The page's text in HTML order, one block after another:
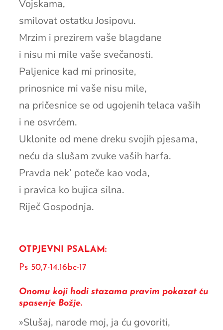
Vojskama,
smilovat ostatku Josipovu.
Mrzim i prezirem vaše blagdane
i nisu mi mile vaše svečanosti.
Paljenice kad mi prinosite,
prinosnice mi vaše nisu mile,
na pričesnice se od ugojenih telaca vaših
i ne osvrćem.
Uklonite od mene dreku svojih pjesama,
neću da slušam zvuke vaših harfa.
Pravda nek’ poteče kao voda,
i pravica ko bujica silna.
Riječ Gospodnja.
OTPJEVNI PSALAM:
Ps 50,7-14.16bc-17
Onomu koji hodi stazama pravim pokazat ću
spasenje Božje.
»Slušaj, narode moj, ja ću govoriti,